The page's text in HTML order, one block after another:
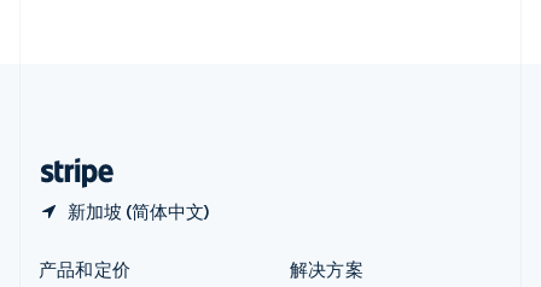
新加坡 (简体中文)
产品和定价
解决方案